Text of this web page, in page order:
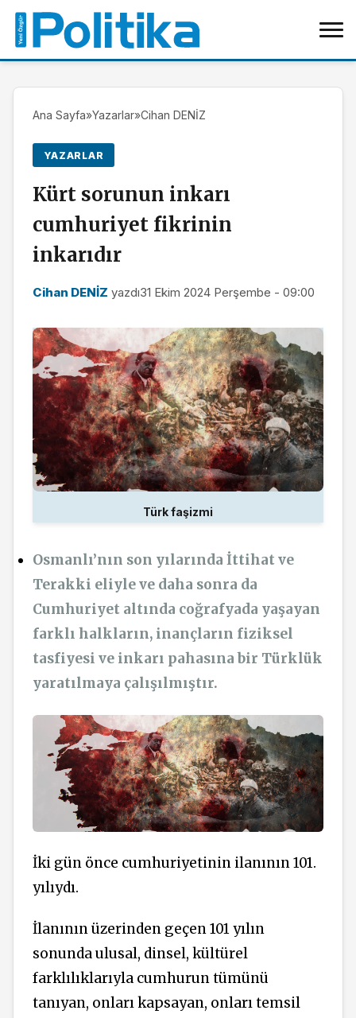
Ana Sayfa»Yazarlar»Cihan DENİZ
YAZARLAR
Kürt sorunun inkarı
cumhuriyet fikrinin
inkarıdır
Cihan DENİZ yazdı31 Ekim 2024 Perşembe - 09:00
Türk faşizmi
Osmanlı’nın son yılarında İttihat ve
Terakki eliyle ve daha sonra da
Cumhuriyet altında coğrafyada yaşayan
farklı halkların, inançların fiziksel
tasfiyesi ve inkarı pahasına bir Türklük
yaratılmaya çalışılmıştır.
İki gün önce cumhuriyetinin ilanının 101.
yılıydı.
İlanının üzerinden geçen 101 yılın
sonunda ulusal, dinsel, kültürel
farklılıklarıyla cumhurun tümünü
tanıyan, onları kapsayan, onları temsil